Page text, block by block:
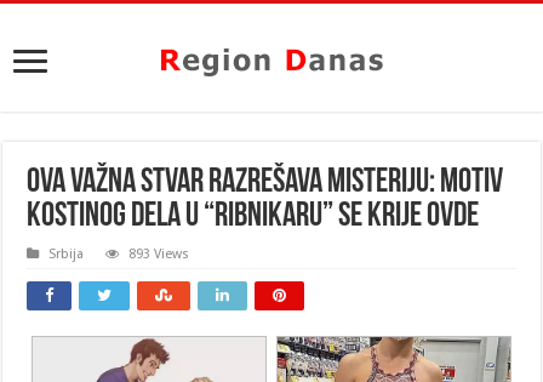
OVA VAŽNA STVAR RAZREŠAVA MISTERIJU: Motiv
Kostinog dela u “RIBNIKARU” se krije OVDE
Srbija 893 Views